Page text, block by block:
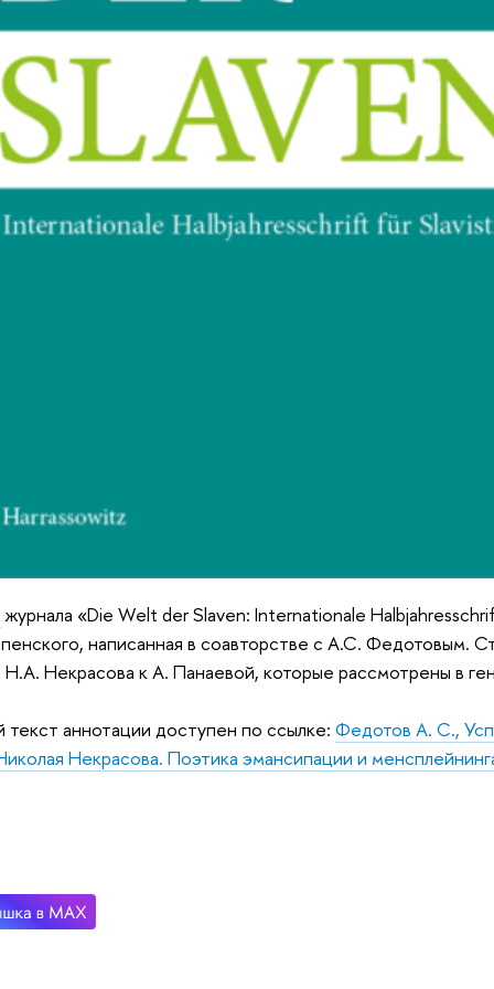
журнала «Die Welt der Slaven: Internationale
написанная в соавторстве с А.С. Федотовым.
Н.А. Некрасова к А. Панаевой, которые рассмотрены в
текст аннотации доступен по ссылке:Федотов А. С.,
Некрасова. Поэтика эмансипации и